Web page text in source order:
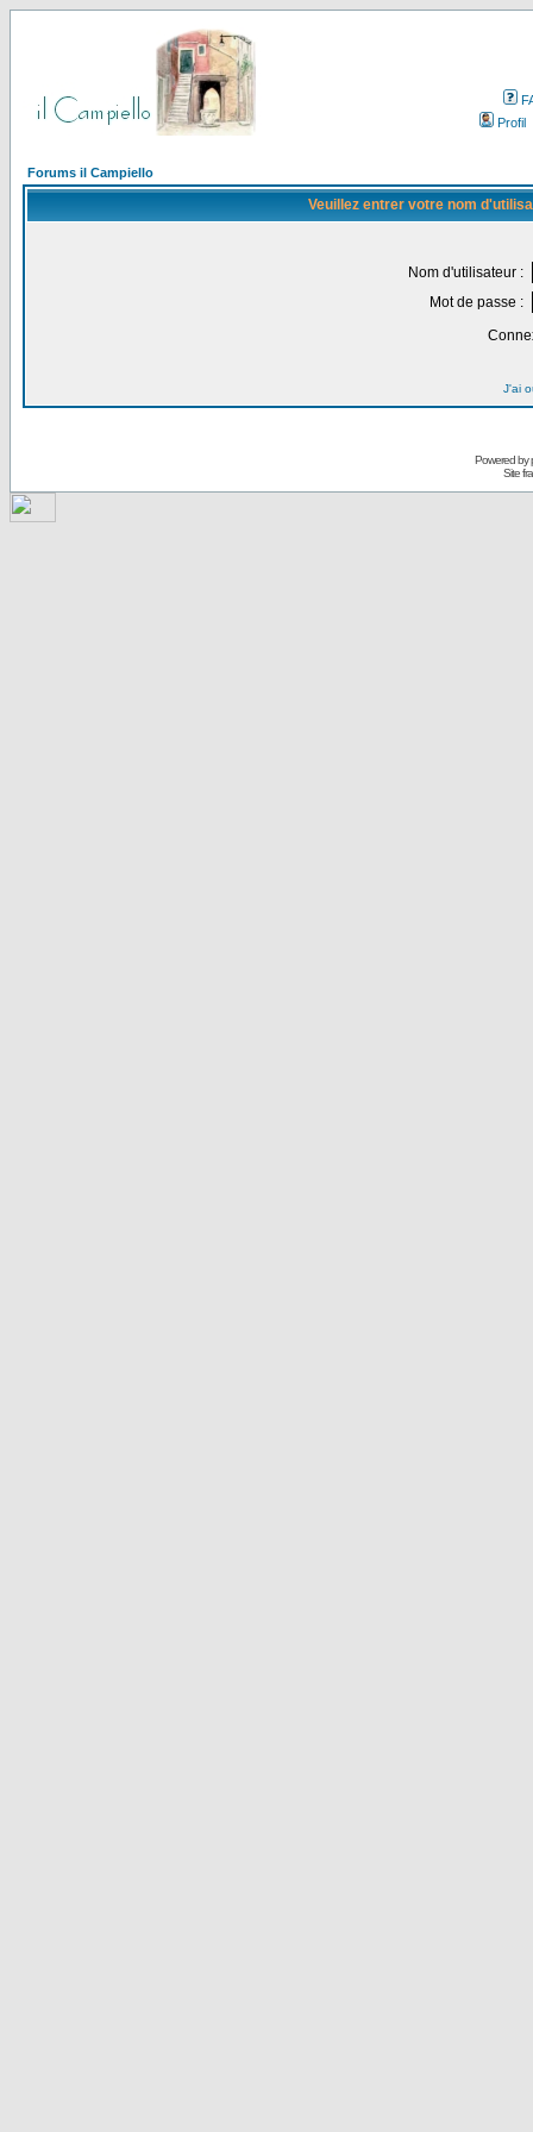
Profil
Forums il Campiello
Veuillez entrer votre nom
Nom d'utilisateur :
Mot de passe :
J'ai
Powered by
Site